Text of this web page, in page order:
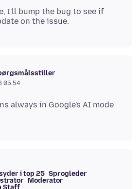
I'll bump the bug to see if
05.54
always in Google's AI mode
i top 25 Sprogleder
Moderator